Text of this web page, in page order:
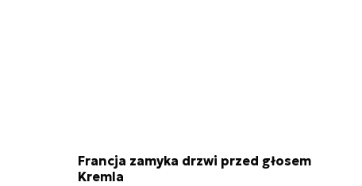
Francja zamyka drzwi przed głosem
Kremla